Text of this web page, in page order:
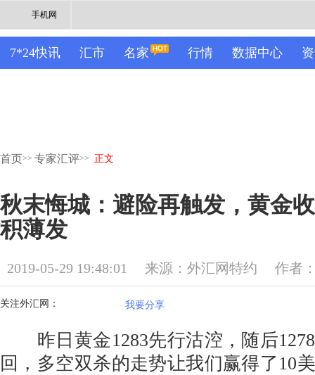
手机网
7*24快讯 汇市 名家 行情 数据中心
首页>> 专家汇评>> 正文
秋末悔城：避险再触发，黄金
积薄发
2019-05-29 19:48:01 来源：外汇网特约 作者
关注外汇网： 我要分享
昨日黄金1283先行沽涳，随后
回，多空双杀的走势让我们赢得了10